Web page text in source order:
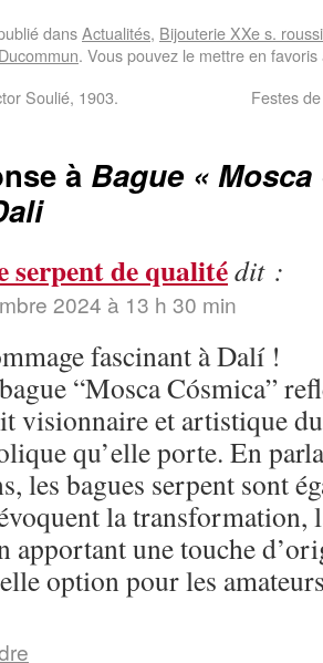
dansActualités, Bijouterie XXe s.
Ducommun. Vous pouvez le mettre en
Soulié, 1903. Festes
à Bague «
serpent de qualitédit :
2024 à 13 h 30 min
fascinant à Dalí !
“Mosca Cósmica”
visionnaire et artistique
qu’elle porte. En
les bagues serpent sont
la transformation,
apportant une touche
option pour les